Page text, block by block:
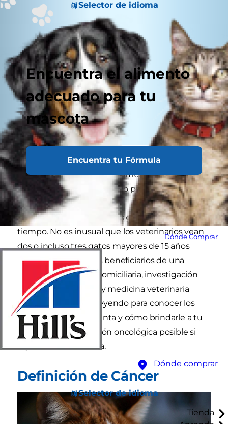
Selector de idioma
Encuentra el alimento
adecuado para tu
mascota
Encuentra tu Fórmula
Dónde Comprar
Dónde comprar
Selector de idioma
Tienda
Desafortunadamente, el cáncer en gatos se
considera relativamente común y más
frecuente que nunca. ¿Pero por qué?
En parte, se debe a que los gatos viven más
tiempo. No es inusual que los veterinarios vean
dos o incluso tres gatos mayores de 15 años
todos los días. Son los beneficiarios de una
excelente atención domiciliaria, investigación
nutricional avanzada y medicina veterinaria
moderna. Continúa leyendo para conocer los
signos a tener en cuenta y cómo brindarle a tu
gatito la mejor atención oncológica posible si
alguna vez la necesita.
Definición de Cáncer